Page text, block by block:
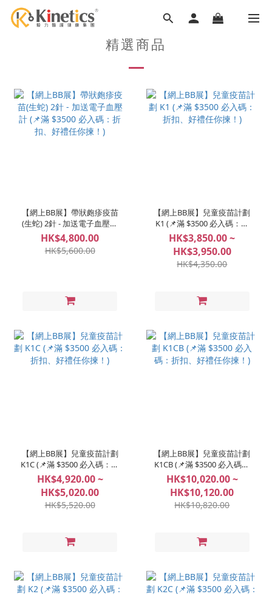
精選商品
【網上BB展】帶狀皰疹疫苗
(生蛇) 2針 - 加送電子血壓計
(📌滿 $3500 必入碼：折扣、
好禮任你揀！)
HK$4,800.00
HK$5,600.00
【網上BB展】兒童疫苗計劃
K1 (📌滿 $3500 必入碼：折
扣、好禮任你揀！)
HK$3,850.00 ~
HK$3,950.00
HK$4,350.00
【網上BB展】兒童疫苗計劃
K1C (📌滿 $3500 必入碼：折
扣、好禮任你揀！)
HK$4,920.00 ~
HK$5,020.00
HK$5,520.00
【網上BB展】兒童疫苗計劃
K1CB (📌滿 $3500 必入碼：
折扣、好禮任你揀！)
HK$10,020.00 ~
HK$10,120.00
HK$10,820.00